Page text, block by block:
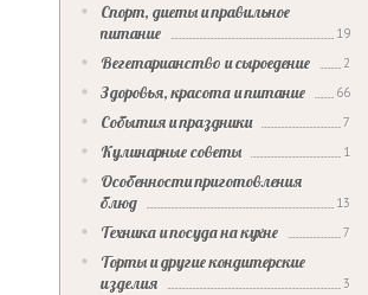
Спорт, диеты и правильное
питание
19
Вегетарианство и сыроедение 2
Здоровья, красота и питание 66
События и праздники 7
Кулинарные советы 1
Особенности приготовления
блюд
13
Техника и посуда на кухне 7
Торты и другие кондитерские
изделия
3